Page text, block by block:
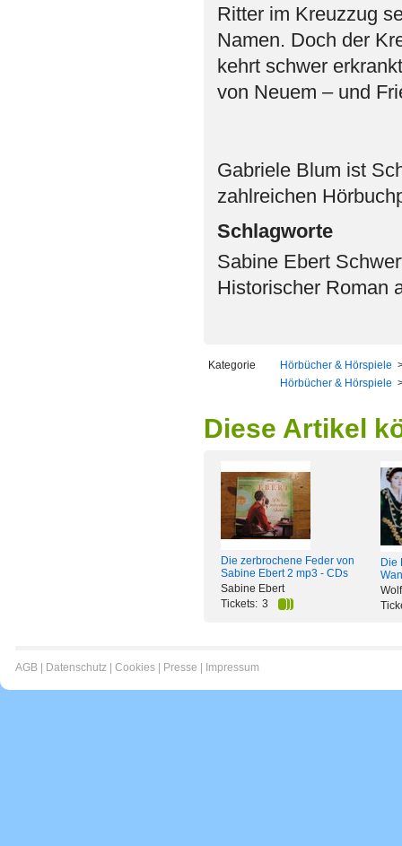
Ritter im Kreuzzug
Namen. Doch der
kehrt schwer
von Neuem – und
Gabriele Blum ist
zahlreichen
Schlagworte
Sabine Ebert
Historischer Roman
Kategorie Hörbücher & Hörspiele
Hörbücher & Hörspiele
Diese Artikel
Die zerbrochene Feder von
Sabine Ebert 2 mp3 - CDs
Sabine Ebert
Tickets: 3
Die
AGB Datenschutz Cookies Presse Impressum